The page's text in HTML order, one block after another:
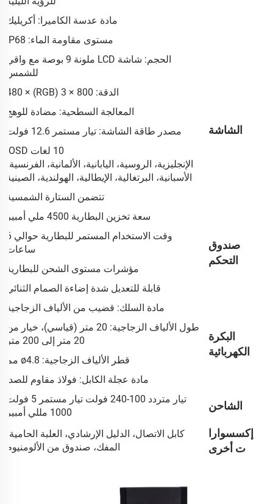
مادة عدسة الكاميرا: أكريليك
مستوى مقاومة الماء: IP68
الشاشة
الحجم: شاشة LCD ملونة 9 بوصة مع واقي
للشمس
الدقة: 800 × 3 (RGB) × 480
المعالجة السطحية: مضادة للوهج
مصدر طاقة الشاشة: تيار مستمر 12.6 فولت
10 لغات OSD:
الإنجليزية، الروسية، اليابانية، الألمانية، الفرنسية،
الأسبانية، البرتغالية، الإيطالية، الهولندية، الصينية
تتضمن الستارة الشمسية
صندوق
التحكم
سعة تخزين البطارية 4500 ملي أمبير
وقت الاستخدام المستمر للبطارية حوالي 6
ساعات
مؤشرات مستوى الشحن للبطارية
قابلة للتعديل شدة إضاءة الصمام الثنائي
البكرة
الكهربائية
مادة السلك: قضيب من الألياف الزجاجية
طول الألياف الزجاجية: 20 متر (قياسي)، خيار من
20 متر إلى 200 متر
قطر الألياف الزجاجية: ø4.8 مم
مادة عجلة الكابل: فولاذ مقاوم للصدأ
الشاحن
تيار متردد 100-240 فولت تيار مستمر 5 فولت
1000 مللي أمبير
إكسسوارا
ت أخرى
كابل الاتصال، الدليل الإرشادي، العلبة الحامية،
المفك، صندوق من الألومنيوم